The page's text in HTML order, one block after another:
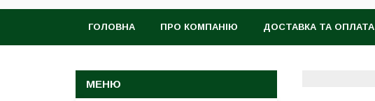
ГОЛОВНА ПРО КОМПАНІЮ ДОСТАВКА ТА ОПЛАТА